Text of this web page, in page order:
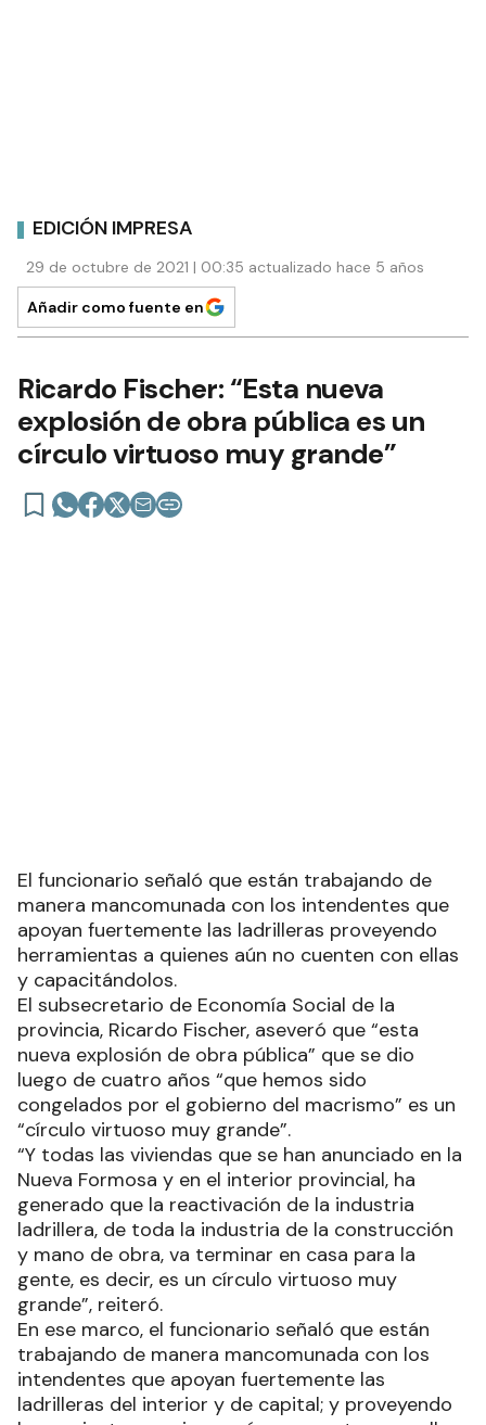
EDICIÓN IMPRESA
29 de octubre de 2021 | 00:35 actualizado hace 5 años
Añadir como fuente en
Ricardo Fischer: “Esta nueva
explosión de obra pública es un
círculo virtuoso muy grande”
El funcionario señaló que están trabajando de
manera mancomunada con los intendentes que
apoyan fuertemente las ladrilleras proveyendo
herramientas a quienes aún no cuenten con ellas
y capacitándolos.
El subsecretario de Economía Social de la
provincia, Ricardo Fischer, aseveró que “esta
nueva explosión de obra pública” que se dio
luego de cuatro años “que hemos sido
congelados por el gobierno del macrismo” es un
“círculo virtuoso muy grande”.
“Y todas las viviendas que se han anunciado en la
Nueva Formosa y en el interior provincial, ha
generado que la reactivación de la industria
ladrillera, de toda la industria de la construcción
y mano de obra, va terminar en casa para la
gente, es decir, es un círculo virtuoso muy
grande”, reiteró.
En ese marco, el funcionario señaló que están
trabajando de manera mancomunada con los